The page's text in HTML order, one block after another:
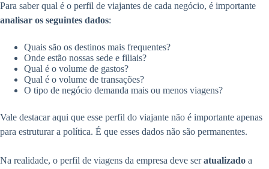
Para saber qual é o perfil de viajantes de cada negócio, é importante
analisar os seguintes dados:
Quais são os destinos mais frequentes?
Onde estão nossas sede e filiais?
Qual é o volume de gastos?
Qual é o volume de transações?
O tipo de negócio demanda mais ou menos viagens?
Vale destacar aqui que esse perfil do viajante não é importante apenas
para estruturar a política. É que esses dados não são permanentes.
Na realidade, o perfil de viagens da empresa deve seratualizado a